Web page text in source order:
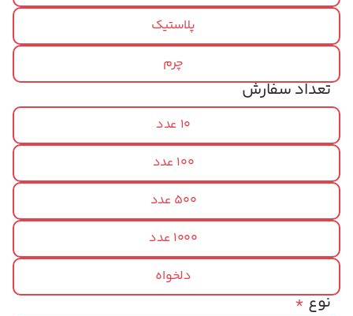
پلاستیک
چرم
تعداد سفارش
10 عدد
100 عدد
500 عدد
1000 عدد
دلخواه
*نوع